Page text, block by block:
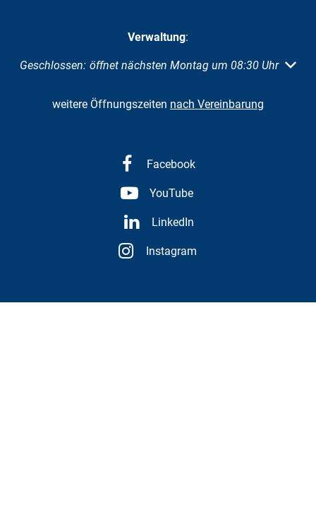
Verwaltung:
Klicken, um weitere Öffnungs- oder Schließzeiten
Geschlossen: öffnet nächsten Montag um 08:30 Uhr
weitere Öffnungszeiten nach Vereinbarung
Facebook
YouTube
LinkedIn
Instagram